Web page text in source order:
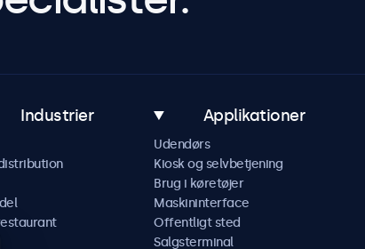
Industrier Applikationer
Udendørs
Kiosk og selvbetjening
Brug i køretøjer
Maskininterface
Offentligt sted
Salgsterminal